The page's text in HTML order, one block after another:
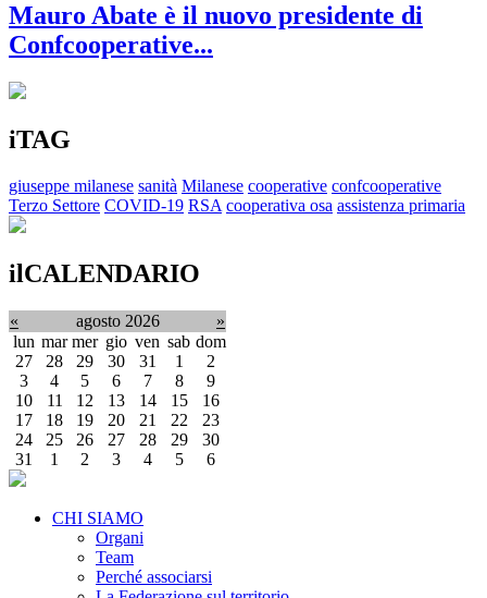
Mauro Abate è il nuovo presidente di
Confcooperative...
iTAG
giuseppe milanese sanità Milanese cooperative confcooperative
Terzo Settore COVID-19 RSA cooperativa osa assistenza primaria
ilCALENDARIO
« agosto 2026
»
lun mar mer gio ven sab dom
27
28 29 30 31 1
2
3
4 5 6 7 8
9
10
11 12 13 14 15
16
17
18 19 20 21 22
23
24
25 26 27 28 29
30
31
1 2 3 4 5 6
CHI SIAMO
Organi
Team
Perché associarsi